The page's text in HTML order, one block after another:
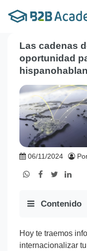
Las cadenas
oportunidad
06/11/2024
Contenido
Hoy te traemos
internacionalizar